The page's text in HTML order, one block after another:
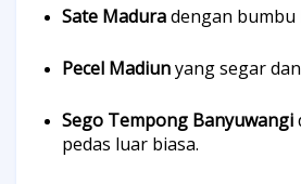
Sate Maduradengan bumbu
Pecel Madiunyang segar
Sego Tempong Banyuwangi
pedas luar biasa.